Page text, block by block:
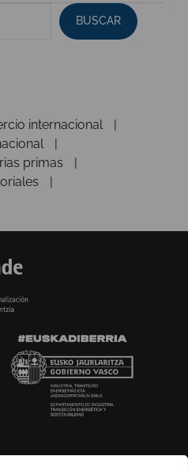
BUSCAR
internacional
primas